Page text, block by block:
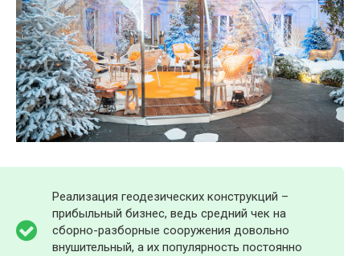
Реализация геодезических конструкций –
прибыльный бизнес, ведь средний чек на
сборно-разборные сооружения довольно
внушительный, а их популярность постоянно